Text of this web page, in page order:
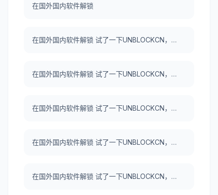
在国外国内软件解锁
在国外国内软件解锁 试了一下UNBLOCKCN，真好用。
在国外国内软件解锁 试了一下UNBLOCKCN，真好用。
在国外国内软件解锁 试了一下UNBLOCKCN，真好用。
在国外国内软件解锁 试了一下UNBLOCKCN，真好用。
在国外国内软件解锁 试了一下UNBLOCKCN，真好用。